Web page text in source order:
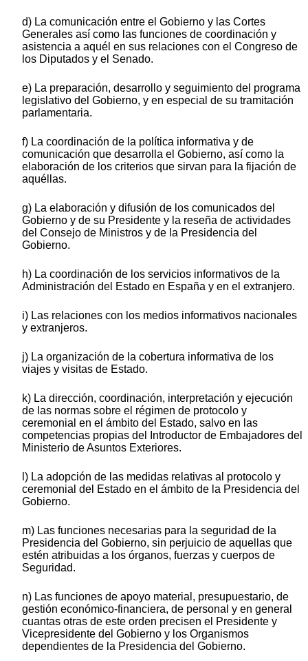
d) La comunicación entre el Gobierno y las Cortes
Generales así como las funciones de coordinación y
asistencia a aquél en sus relaciones con el Congreso de
los Diputados y el Senado.
e) La preparación, desarrollo y seguimiento del programa
legislativo del Gobierno, y en especial de su tramitación
parlamentaria.
f) La coordinación de la política informativa y de
comunicación que desarrolla el Gobierno, así como la
elaboración de los criterios que sirvan para la fijación de
aquéllas.
g) La elaboración y difusión de los comunicados del
Gobierno y de su Presidente y la reseña de actividades
del Consejo de Ministros y de la Presidencia del
Gobierno.
h) La coordinación de los servicios informativos de la
Administración del Estado en España y en el extranjero.
i) Las relaciones con los medios informativos nacionales
y extranjeros.
j) La organización de la cobertura informativa de los
viajes y visitas de Estado.
k) La dirección, coordinación, interpretación y ejecución
de las normas sobre el régimen de protocolo y
ceremonial en el ámbito del Estado, salvo en las
competencias propias del Introductor de Embajadores del
Ministerio de Asuntos Exteriores.
l) La adopción de las medidas relativas al protocolo y
ceremonial del Estado en el ámbito de la Presidencia del
Gobierno.
m) Las funciones necesarias para la seguridad de la
Presidencia del Gobierno, sin perjuicio de aquellas que
estén atribuidas a los órganos, fuerzas y cuerpos de
Seguridad.
n) Las funciones de apoyo material, presupuestario, de
gestión económico-financiera, de personal y en general
cuantas otras de este orden precisen el Presidente y
Vicepresidente del Gobierno y los Organismos
dependientes de la Presidencia del Gobierno.